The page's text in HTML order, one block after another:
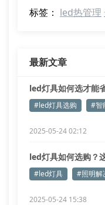
标签： led热管理
最新文章
led灯具如何选才能
#led灯具选购 #智
2025-05-24 02:12
led灯具如何选购？
#led灯具 #照明解
2025-05-24 15:38